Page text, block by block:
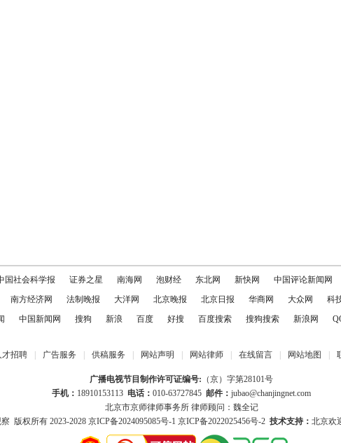
国社会科学报 证券之星 南海网 泡财经 东北网 新快网 中国评论新闻网
南方经济网 法制晚报 大洋网 北京晚报 北京日报 华商网 大众网 科
中国新闻网 搜狗 新浪 百度 好搜 百度搜索 搜狗搜索 新浪网
才招聘 广告服务 供稿服务 网站声明 网站律师 在线留言 网站地图
广播电视节目制作许可证编号: （京）字第28101号
手机： 18910153113 电话： 010-63727845 邮件： jubao@chanjingnet.com
北京市京师律师事务所 律师顾问：魏全记
版权所有 2023-2028 京ICP备2024095085号-1 京ICP备2022025456号-2 技术支持： 北京欢